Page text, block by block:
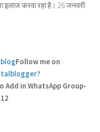
करवा रहा है। 26 जनवरी
Follow me on
Add in WhatsApp Group-